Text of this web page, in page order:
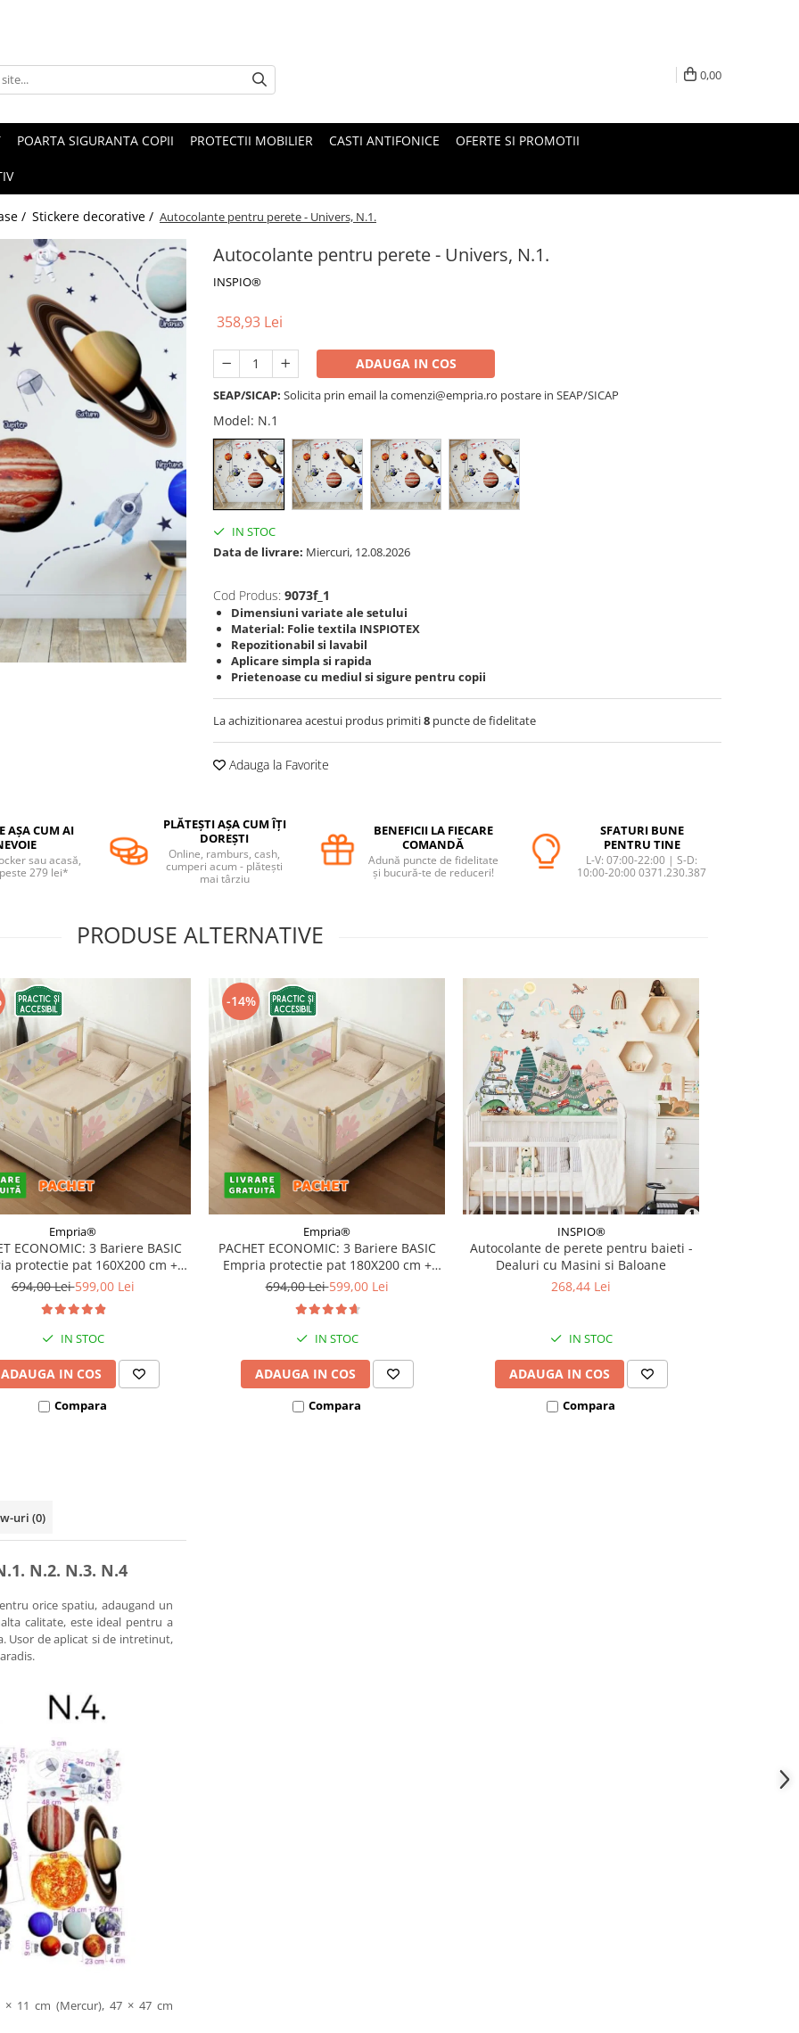
0,00
POARTA SIGURANTA COPII PROTECTII MOBILIER CASTI ANTIFONICE OFERTE SI PROMOTII
/ Stickere decorative / Autocolante pentru perete - Univers, N.1.
Autocolante pentru perete - Univers, N.1.
INSPIO®
358,93 Lei
ADAUGA IN COS
SEAP/SICAP: Solicita prin email la comenzi@empria.ro postare in SEAP/SICAP
Model: N.1
IN STOC
Data de livrare: Miercuri, 12.08.2026
Cod Produs: 9073f_1
Dimensiuni variate ale setului
Material: Folie textila INSPIOTEX
Repozitionabil si lavabil
Aplicare simpla si rapida
Prietenoase cu mediul si sigure pentru copii
La achizitionarea acestui produs primiti8 puncte de fidelitate
Adauga la Favorite
AȘA CUM AI
sau acasă,
279 lei*
PLĂTEȘTI AȘA CUM ÎȚI
DOREȘTI
Online, ramburs, cash,
cumperi acum - plătești
mai târziu
BENEFICII LA FIECARE
COMANDĂ
Adună puncte de fidelitate
și bucură-te de reduceri!
SFATURI BUNE
PENTRU TINE
L-V: 07:00-22:00 | S-D:
10:00-20:00 0371.230.387
PRODUSE ALTERNATIVE
Empria®
ECONOMIC: 3 Bariere BASIC
protectie pat 160X200 cm +
bara stabilizatoare
694,00 Lei599,00 Lei
IN STOC
ADAUGA IN COS
Compara
-14%
Empria®
PACHET ECONOMIC: 3 Bariere BASIC
Empria protectie pat 180X200 cm +
bara stabilizatoare
694,00 Lei599,00 Lei
IN STOC
ADAUGA IN COS
Compara
INSPIO®
Autocolante de perete pentru baieti -
Dealuri cu Masini si Baloane
268,44 Lei
IN STOC
ADAUGA IN COS
Compara
uri (0)
N.2. N.3. N.4
orice spatiu, adaugand un
calitate, este ideal pentru a
Usor de aplicat si de intretinut,
11 cm (Mercur), 47 × 47 cm